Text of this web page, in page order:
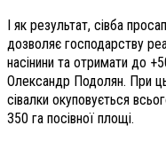
І як результат, сівба
дозволяє господарству
насінини та отримати до
Олександр Подолян. При
сівалки окуповується
350 га посівної площі.